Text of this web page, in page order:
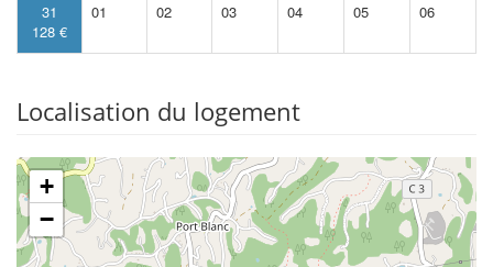
31
128 €
01 02 03 04 05 06
Localisation du logement
+
−